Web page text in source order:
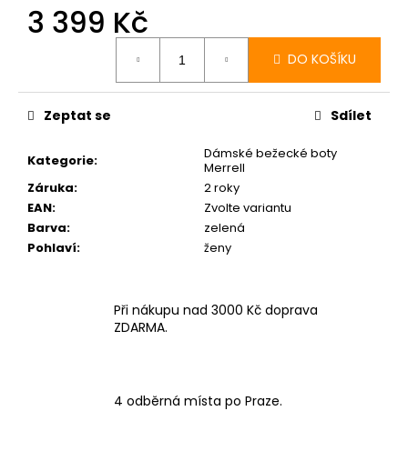
3 399 Kč
DO KOŠÍKU
Kategorie:
Dámské bežecké boty
Merrell
Záruka:
2 roky
EAN:
Zvolte variantu
Barva:
zelená
Pohlaví: ženy
Zeptat se Sdílet
Při nákupu nad 3000 Kč doprava
ZDARMA.
4 odběrná místa po Praze.